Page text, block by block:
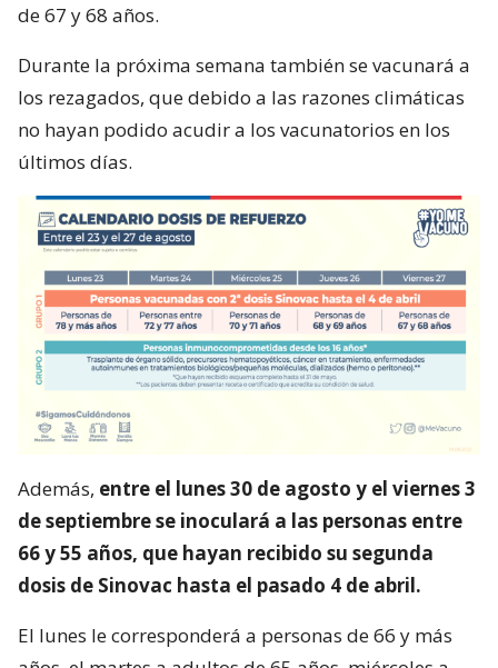
de 67 y 68 años.
Durante la próxima semana también se vacunará a
los rezagados, que debido a las razones climáticas
no hayan podido acudir a los vacunatorios en los
últimos días.
Además, entre el lunes 30 de agosto y el viernes 3
de septiembre se inoculará a las personas entre
66 y 55 años, que hayan recibido su segunda
dosis de Sinovac hasta el pasado 4 de abril.
El lunes le corresponderá a personas de 66 y más